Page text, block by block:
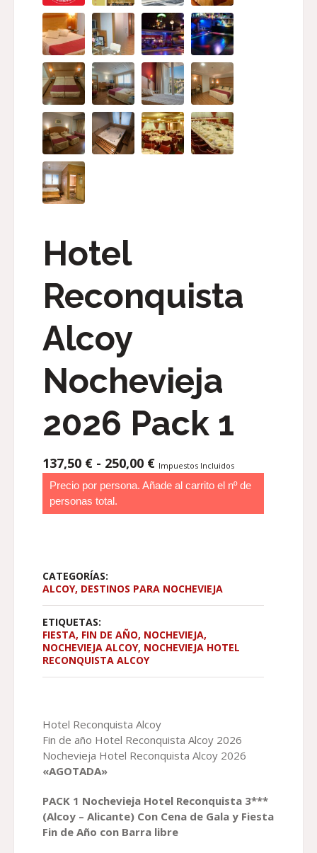
Hotel
Reconquista
Alcoy
Nochevieja
2026 Pack 1
137,50 € - 250,00 €RANGO
DE
PRECIOS:
137,50 €
Impuestos Incluidos
Precio por persona. Añade al carrito el nº de
personas total.
CATEGORÍAS:
ALCOY, DESTINOS PARA NOCHEVIEJA
ETIQUETAS:
FIESTA, FIN DE AÑO, NOCHEVIEJA,
NOCHEVIEJA ALCOY, NOCHEVIEJA HOTEL
RECONQUISTA ALCOY
Hotel Reconquista Alcoy
Fin de año Hotel Reconquista Alcoy 2026
Nochevieja Hotel Reconquista Alcoy 2026
«AGOTADA»
PACK 1 Nochevieja Hotel Reconquista 3***
(Alcoy – Alicante) Con Cena de Gala y Fiesta
Fin de Año con Barra libre